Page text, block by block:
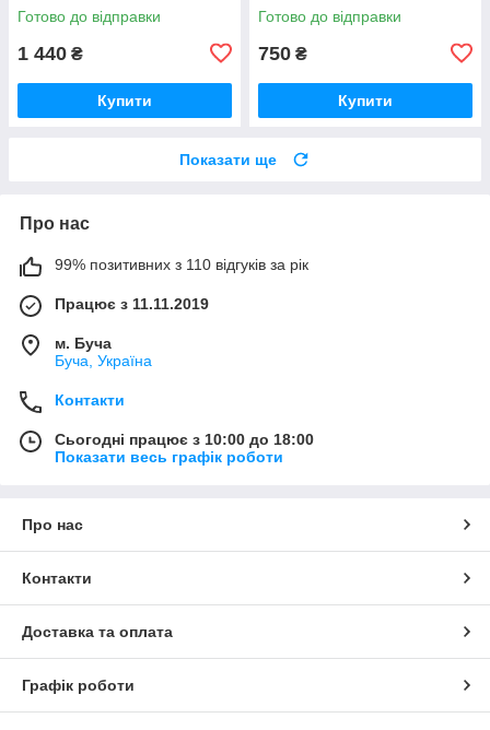
Готово до відправки
1 440 ₴
Купити
Готово до відправки
750 ₴
Купити
Показати ще
Про нас
99% позитивних з 110 відгуків за рік
Працює з 11.11.2019
м. Буча
Буча, Україна
Контакти
Сьогодні працює з 10:00 до 18:00
Показати весь графік роботи
Про нас
Контакти
Доставка та оплата
Графік роботи